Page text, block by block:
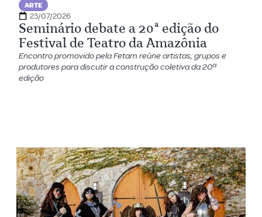
ARTE
23/07/2026
Seminário debate a 20ª edição do
Festival de Teatro da Amazônia
Encontro promovido pela Fetam reúne artistas, grupos e
produtores para discutir a construção coletiva da 20ª
edição